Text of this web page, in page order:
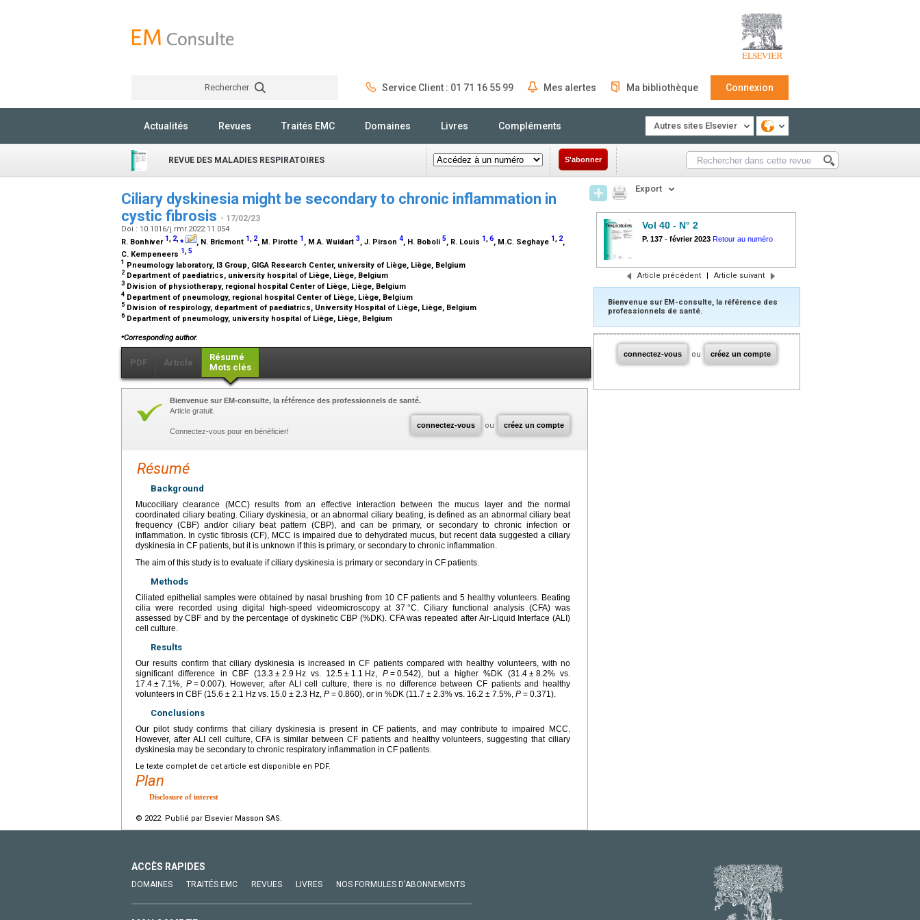
Rechercher Service Client : 01 71 16 55 99 Mes alertes Ma bibliothèque Connexion
Actualités Revues Traités EMC Domaines Livres Compléments Autres sites Elsevier
REVUE DES MALADIES RESPIRATOIRES S'abonner
Ciliary dyskinesia might be secondary to chronic inflammation in
cystic fibrosis - 17/02/23
Doi : 10.1016/j.rmr.2022.11.054
R. Bonhiver 1, 2,⁎ , N. Bricmont 1, 2, M. Pirotte 1 , M.A. Wuidart 3, J. Pirson 4, H. Boboli 5, R. Louis 1,6, M.C. Seghaye 1, 2,
C. Kempeneers 1 5
1 Pneumology laboratory, I3 Group, GIGA Research Center, university of Liège, Liège, Belgium
2 Department of paediatrics, university hospital of Liège, Liège, Belgium
3 Division of physiotherapy, regional hospital Center of Liège, Liège, Belgium
4 Department of pneumology, regional hospital Center of Liège, Liège, Belgium
5 Division of respirology, department of paediatrics, University Hospital of Liège, Liège, Belgium
6Department of pneumology, university hospital of Liège, Liège, Belgium
⁎Corresponding author.
PDF Article
Résumé
Mots clés
connectez-vous ou créez un compte
Bienvenue sur EM-consulte, la référence des professionnels de santé.
Article gratuit.
Connectez-vous pour en bénéficier!
Résumé
Background
Mucociliary clearance (MCC) results from an effective interaction between the mucus layer and the normal
coordinated ciliary beating. Ciliary dyskinesia, or an abnormal ciliary beating, is defined as an abnormal ciliary beat
frequency (CBF) and/or ciliary beat pattern (CBP), and can be primary, or secondary to chronic infection or
inflammation. In cystic fibrosis (CF), MCC is impaired due to dehydrated mucus, but recent data suggested a ciliary
dyskinesia in CF patients, but it is unknown if this is primary, or secondary to chronic inflammation.
The aim of this study is to evaluate if ciliary dyskinesia is primary or secondary in CF patients.
Methods
Ciliated epithelial samples were obtained by nasal brushing from 10 CF patients and 5 healthy volunteers. Beating
cilia were recorded using digital high-speed videomicroscopy at 37 °C. Ciliary functional analysis (CFA) was
assessed by CBF and by the percentage of dyskinetic CBP (%DK). CFA was repeated after Air-Liquid Interface (ALI)
cell culture.
Results
Our results confirm that ciliary dyskinesia is increased in CF patients compared with healthy volunteers, with no
significant difference in CBF (13.3 ± 2.9 Hz vs. 12.5 ± 1.1 Hz, P = 0.542), but a higher %DK (31.4 ± 8.2% vs.
17.4 ± 7.1%, P = 0.007). However, after ALI cell culture, there is no difference between CF patients and healthy
volunteers in CBF (15.6 ± 2.1 Hz vs. 15.0 ± 2.3 Hz, P = 0.860), or in %DK (11.7 ± 2.3% vs. 16.2 ± 7.5%, P = 0.371).
Conclusions
Our pilot study confirms that ciliary dyskinesia is present in CF patients, and may contribute to impaired MCC.
However, after ALI cell culture, CFA is similar between CF patients and healthy volunteers, suggesting that ciliary
dyskinesia may be secondary to chronic respiratory inflammation in CF patients.
Le texte complet de cet article est disponible en PDF.
Plan
Disclosure of interest
© 2022 Publié par Elsevier Masson SAS.
Export
Vol 40 - N° 2
P. 137 - février 2023 Retour au numéro
Article précédent | Article suivant
Bienvenue sur EM-consulte, la référence des
professionnels de santé.
connectez-vous ou créez un compte
ACCÈS RAPIDES
DOMAINES TRAITÉS EMC REVUES LIVRES NOS FORMULES D'ABONNEMENTS